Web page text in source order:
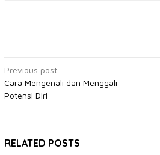
Post
navigation
Previous post
Cara Mengenali dan Menggali
Potensi Diri
RELATED POSTS